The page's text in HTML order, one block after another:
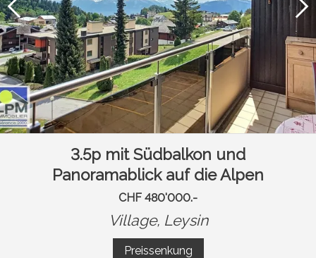
3.5p mit Südbalkon und
Panoramablick auf die Alpen
CHF 480'000.-
Village, Leysin
Preissenkung